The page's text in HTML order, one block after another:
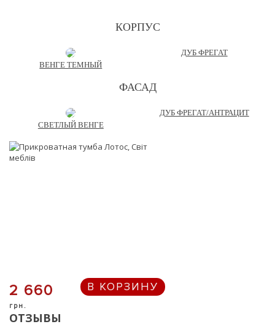
КОРПУС
ВЕНГЕ ТЕМНЫЙ
ДУБ ФРЕГАТ
ФАСАД
СВЕТЛЫЙ ВЕНГЕ
ДУБ ФРЕГАТ/АНТРАЦИТ
2 660
грн.
В КОРЗИНУ
ОТЗЫВЫ